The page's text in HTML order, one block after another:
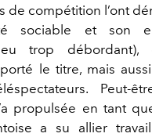
de compétition l’ont
sociable et son
trop
le titre, mais
Peut-
propulsée en tant
a su allier